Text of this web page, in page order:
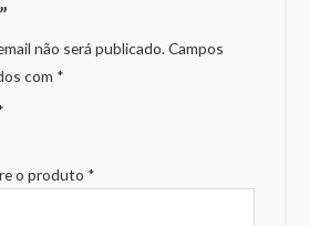
não será publicado. Campos
com *
o produto *